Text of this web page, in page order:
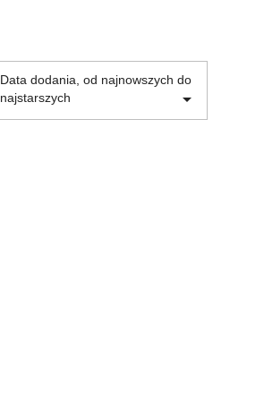
Data dodania, od najnowszych do
najstarszych
